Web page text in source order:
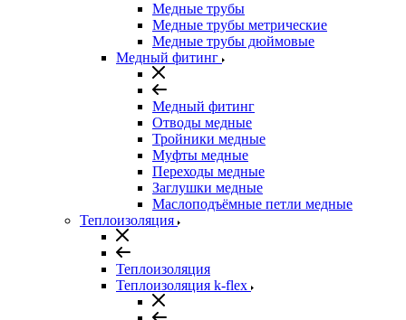
Медные трубы
Медные трубы метрические
Медные трубы дюймовые
Медный фитинг
Медный фитинг
Отводы медные
Тройники медные
Муфты медные
Переходы медные
Заглушки медные
Маслоподъёмные петли медные
Теплоизоляция
Теплоизоляция
Теплоизоляция k-flex